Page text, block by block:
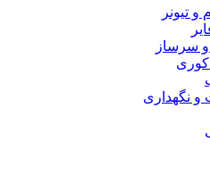
و تیونر
سرساز
و نگهداری